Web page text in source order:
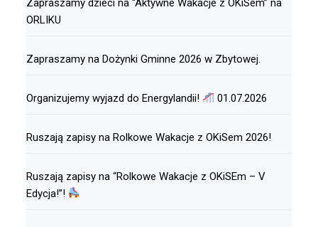
Zapraszamy dzieci na “Aktywne Wakacje z OKiSem” na
ORLIKU
Zapraszamy na Dożynki Gminne 2026 w Zbytowej.
Organizujemy wyjazd do Energylandii! 01.07.2026
Ruszają zapisy na Rolkowe Wakacje z OKiSem 2026!
Ruszają zapisy na “Rolkowe Wakacje z OKiSEm – V
Edycja!”!